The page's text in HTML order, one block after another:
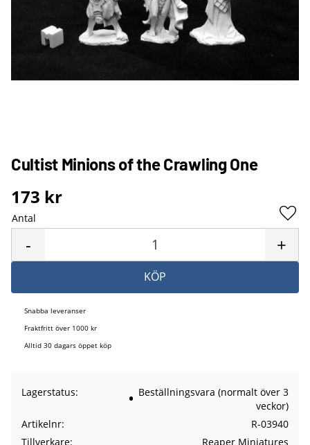
Cultist Minions of the Crawling One
173 kr
Antal
+
-
KÖP
Snabba leveranser
Fraktfritt över 1000 kr
Alltid 30 dagars öppet köp
Lagerstatus
Beställningsvara (normalt över 3
veckor)
Artikelnr
R-03940
Tillverkare
Reaper Miniatures